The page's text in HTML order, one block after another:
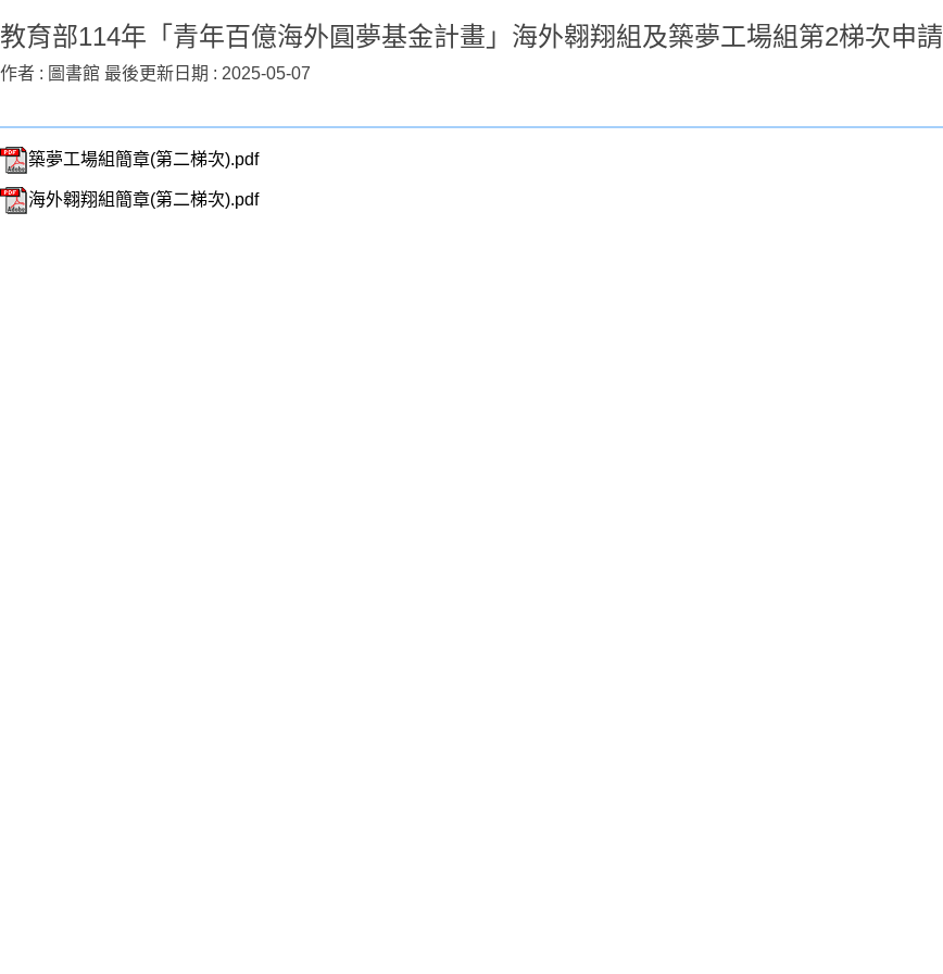
教育部114年「青年百億海外圓夢基金計畫」海外翱翔組及築夢工場組第2梯次申請
作者 : 圖書館 最後更新日期 : 2025-05-07
築夢工場組簡章(第二梯次).pdf
海外翱翔組簡章(第二梯次).pdf